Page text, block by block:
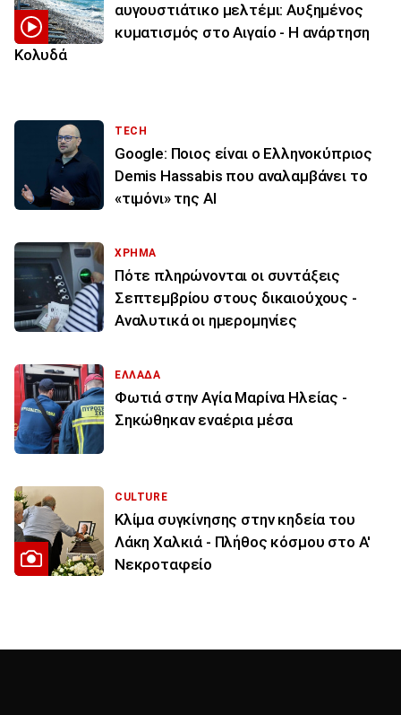
αυγουστιάτικο μελτέμι: Αυξημένος
κυματισμός στο Αιγαίο - Η ανάρτηση
Κολυδά
TECH
Google: Ποιος είναι ο Ελληνοκύπριος
Demis Hassabis που αναλαμβάνει το
«τιμόνι» της ΑΙ
ΧΡΗΜΑ
Πότε πληρώνονται οι συντάξεις
Σεπτεμβρίου στους δικαιούχους -
Αναλυτικά οι ημερομηνίες
ΕΛΛΑΔΑ
Φωτιά στην Aγία Μαρίνα Ηλείας -
Σηκώθηκαν εναέρια μέσα
CULTURE
Κλίμα συγκίνησης στην κηδεία του
Λάκη Χαλκιά - Πλήθος κόσμου στο Α'
Νεκροταφείο